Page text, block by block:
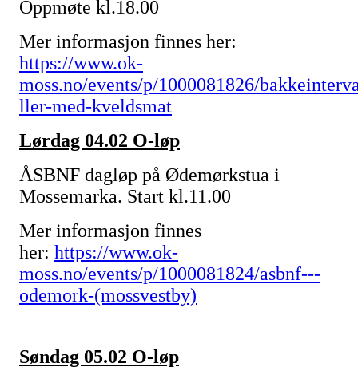
Oppmøte kl.18.00
Mer informasjon finnes her:
https://www.ok-
moss.no/events/p/1000081826/
ller-med-kveldsmat
Lørdag 04.02 O-løp
ÅSBNF dagløp på Ødemørkstua i
Mossemarka. Start kl.11.00
Mer informasjon finnes
her: https://www.ok-
moss.no/events/p/1000081824/asbnf---
odemork-(mossvestby)
Søndag 05.02 O-løp